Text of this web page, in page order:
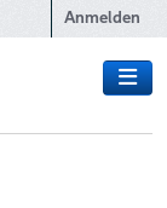
Anmelden